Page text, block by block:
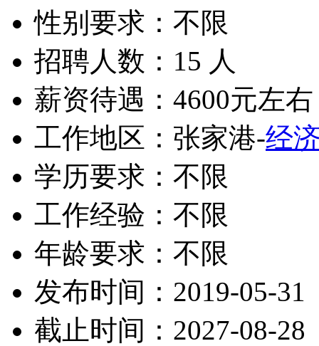
性别要求：不限
招聘人数：15 人
薪资待遇：4600元左
工作地区：张家港-经
学历要求：不限
工作经验：不限
年龄要求：不限
发布时间：2019-05-31
截止时间：2027-08-28